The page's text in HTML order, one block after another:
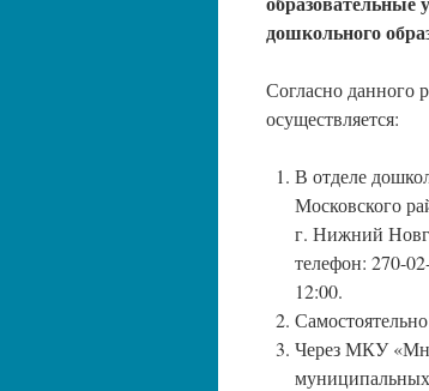
дошкольного
Согласно данного
осуществляется:
В отделе
Московского
г. Нижний
телефон: 270-
12:00.
Через МКУ